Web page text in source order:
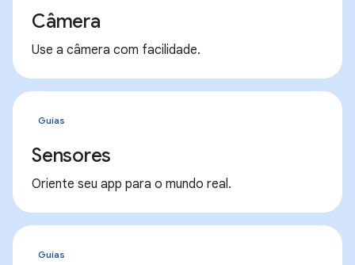
Câmera
Use a câmera com facilidade.
Guias
Sensores
Oriente seu app para o mundo real.
Guias